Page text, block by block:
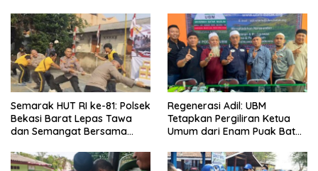
Semarak HUT RI ke-81: Polsek
Bekasi Barat Lepas Tawa
dan Semangat Bersama
Regenerasi Adil: UBM
Tetapkan Pergiliran Ketua
Umum dari Enam Puak Batak